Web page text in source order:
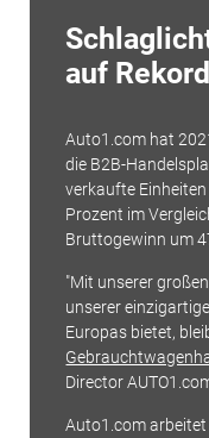
auf
Auto1.com hat
die B2B-
verkaufte
Prozent im
Bruttogewinn um
"Mit unserer
unserer
Europas bietet,
Director
Auto1.com